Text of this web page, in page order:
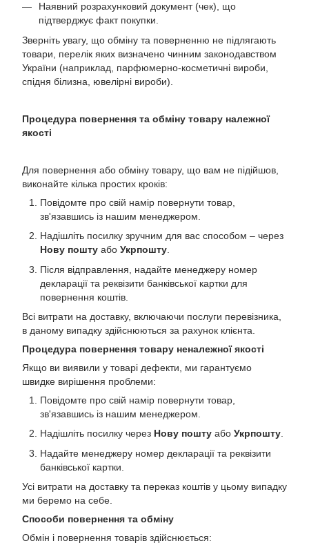
Наявний розрахунковий документ (чек), що
підтверджує факт покупки.
Зверніть увагу, що обміну та поверненню не підлягають
товари, перелік яких визначено чинним законодавством
України (наприклад, парфюмерно-косметичні вироби,
спідня білизна, ювелірні вироби).
Процедура повернення та обміну товару належної
якості
Для повернення або обміну товару, що вам не підійшов,
виконайте кілька простих кроків:
Повідомте про свій намір повернути товар,
зв'язавшись із нашим менеджером.
Надішліть посилку зручним для вас способом – через
Нову пошту або Укрпошту
Після відправлення, надайте менеджеру номер
декларації та реквізити банківської картки для
повернення коштів.
Всі витрати на доставку, включаючи послуги перевізника,
в даному випадку здійснюються за рахунок клієнта.
Процедура повернення товару неналежної якості
Якщо ви виявили у товарі дефекти, ми гарантуємо
швидке вирішення проблеми:
Повідомте про свій намір повернути товар,
зв'язавшись із нашим менеджером.
Надішліть посилку через Нову пошту або Укрпошту.
Надайте менеджеру номер декларації та реквізити
банківської картки.
Усі витрати на доставку та переказ коштів у цьому випадку
ми беремо на себе.
Способи повернення та обміну
Обмін і повернення товарів здійснюється: